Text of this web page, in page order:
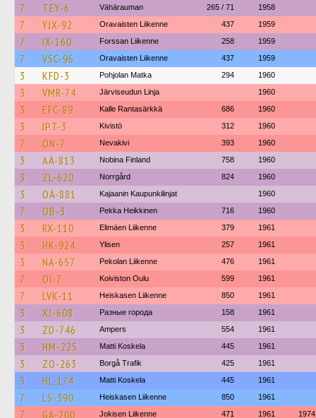
7 TEY-6 Vähärauman 265 / 71 1958
7 YJX-92 Oravaisten Liikenne 437 1959
7 IX-160 Forssan Liikenne 258 1959
7 VSC-96 Oravaisten Liikenne 437 1959
3 KFD-3 Pohjolan Matka 294 1960
3 VMR-74 Järviseudun Linja 1960
3 EFC-89 Kalle Rantasärkkä 686 1960
3 IPT-3 Kivistö 312 1960
7 ON-7 Nevakivi 393 1960
3 AÄ-813 Nobina Finland 758 1960
3 ZL-620 Norrgård 824 1960
3 OÄ-881 Kajaanin Kaupunkilinjat 1960
7 OB-3 Pekka Heikkinen 716 1960
3 RX-110 Elimäen Liikenne 379 1961
3 HK-924 Ylisen 257 1961
3 NA-657 Pekolan Liikenne 476 1961
7 OI-7 Koiviston Oulu 599 1961
7 LVK-11 Heiskasen Liikenne 850 1961
3 XJ-608 Разные города 158 1961
3 ZD-746 Ampers 554 1961
3 HM-225 Matti Koskela 445 1961
3 ZO-263 Borgå Trafik 425 1961
3 HL-174 Matti Koskela 445 1961
7 LS-390 Heiskasen Liikenne 850 1961
7 GA-200 Jokisen Liikenne 471 1961 1974